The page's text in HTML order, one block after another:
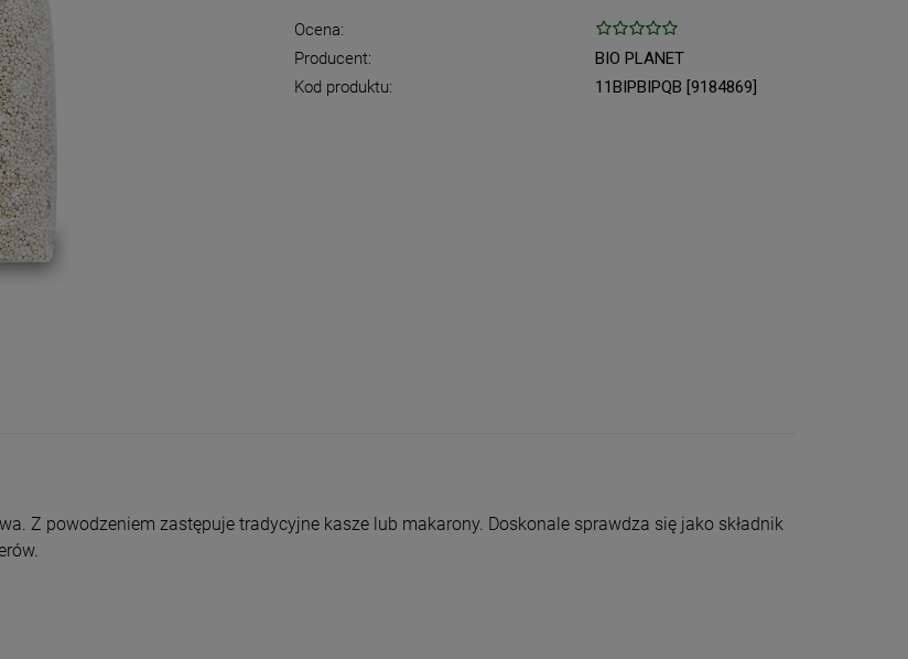
Ocena:
Producent:
BIO PLANET
Kod produktu:
11BIPBIPQB [9184869]
Z powodzeniem zastępuje tradycyjne kasze lub makarony. Doskonale sprawdza się jako składnik